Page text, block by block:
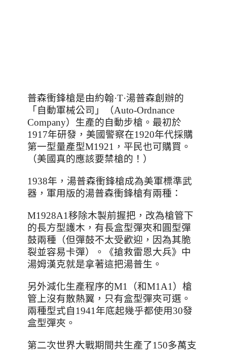
普森衝鋒槍是由約翰·T·湯普森創辦的
「自動軍械公司 」 （Auto-Ordnance
Company）生產的自動步槍。最初於
1917年研發 ， 美國警察在1920年代採購
第一型量產型M1921 ，平民也可購買。
（美國真的應該要禁槍的！）
1938年，湯普森衝鋒槍成為美軍標準武
器，軍用版的湯普森衝鋒槍有兩種：
M1928A1移除木製前握把，改為槍管下
的長方型護木，有長盒型彈夾和圓型彈
鼓兩種（但彈鼓不太受歡迎，因為其脆
裂並容易卡彈）。
《搶救雷恩大兵》中
湯姆漢克就是拿著這把湯普生。
另外減化生產程序的M1 （和M1A1 ）槍
管上沒有散熱翼，只有盒型彈夾可選。
兩種型式自1941年底起幾乎都使用30發
盒型彈夾。
第二次世界大戰期間共生產了150多萬支